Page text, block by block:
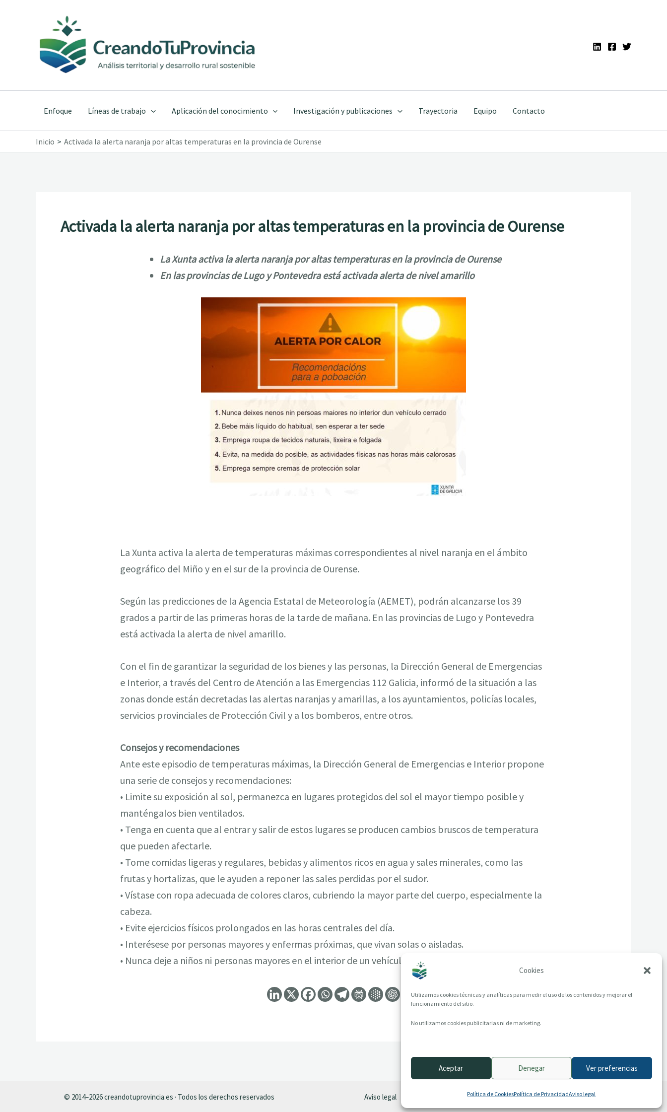
Cookies
Utilizamos cookies técnicas y analíticas para medir el uso de los contenidos y mejorar el
funcionamiento del sitio.
No utilizamos cookies publicitarias ni de marketing.
Aceptar Denegar Ver preferencias
Política de CookiesPolítica de PrivacidadAviso legal
contenido
Enfoque Líneas de trabajo Aplicación del conocimiento Investigación y publicaciones Trayectoria Equipo Contacto
Inicio Activada la alerta naranja por altas temperaturas en la provincia de Ourense
Activada la alerta naranja por altas temperaturas en la provincia de Ourense
La Xunta activa la alerta naranja por altas temperaturas en la provincia de Ourense
En las provincias de Lugo y Pontevedra está activada alerta de nivel amarillo
La Xunta activa la alerta de temperaturas máximas correspondientes al nivel naranja en el ámbito
geográfico del Miño y en el sur de la provincia de Ourense.
Según las predicciones de la Agencia Estatal de Meteorología (AEMET), podrán alcanzarse los 39
grados a partir de las primeras horas de la tarde de mañana. En las provincias de Lugo y Pontevedra
está activada la alerta de nivel amarillo.
Con el fin de garantizar la seguridad de los bienes y las personas, la Dirección General de Emergencias
e Interior, a través del Centro de Atención a las Emergencias 112 Galicia, informó de la situación a las
zonas donde están decretadas las alertas naranjas y amarillas, a los ayuntamientos, policías locales,
servicios provinciales de Protección Civil y a los bomberos, entre otros.
Consejos y recomendaciones
Ante este episodio de temperaturas máximas, la Dirección General de Emergencias e Interior propone
una serie de consejos y recomendaciones:
• Limite su exposición al sol, permanezca en lugares protegidos del sol el mayor tiempo posible y
manténgalos bien ventilados.
• Tenga en cuenta que al entrar y salir de estos lugares se producen cambios bruscos de temperatura
que pueden afectarle.
• Tome comidas ligeras y regulares, bebidas y alimentos ricos en agua y sales minerales, como las
frutas y hortalizas, que le ayuden a reponer las sales perdidas por el sudor.
• Vístase con ropa adecuada de colores claros, cubriendo la mayor parte del cuerpo, especialmente la
cabeza.
• Evite ejercicios físicos prolongados en las horas centrales del día.
• Interésese por personas mayores y enfermas próximas, que vivan solas o aisladas.
• Nunca deje a niños ni personas mayores en el interior de un vehículo.
© 2014–2026 creandotuprovincia.es · Todos los derechos reservados Aviso legal Política de Privacidad Política de Cookies Archivo histórico